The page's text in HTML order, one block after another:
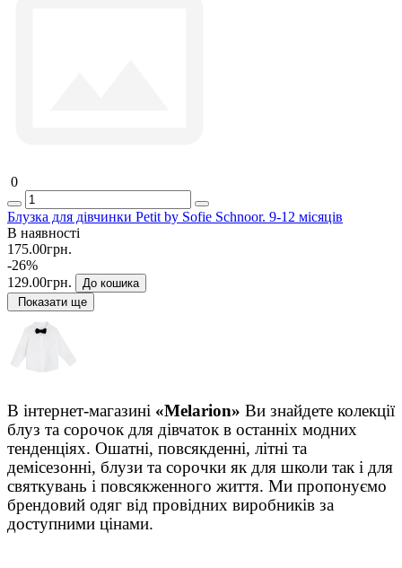
0
Блузка для дівчинки Petit by Sofie Schnoor. 9-12 місяців
В наявності
175.00грн.
-26%
129.00грн.
До кошика
Показати ще
В інтернет-магазині «Melarion» Ви знайдете колекції
блуз та сорочок для дівчаток в останніх модних
тенденціях. Ошатні, повсякденні, літні та
демісезонні, блузи та сорочки як для школи так і для
святкувань і повсякженного життя. Ми пропонуємо
брендовий одяг від провідних виробників за
доступними цінами.